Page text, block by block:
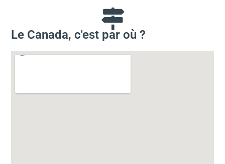
Le Canada, c'est par où ?